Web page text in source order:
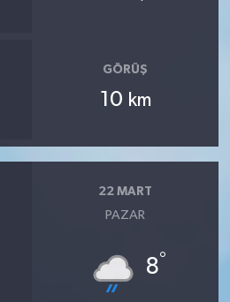
GÖRÜŞ
10 km
22 MART
PAZAR
8°